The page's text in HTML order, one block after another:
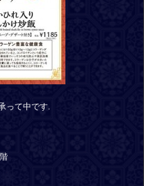
って中です.